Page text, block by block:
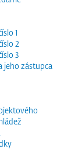
1
2
3
jeho zástupca